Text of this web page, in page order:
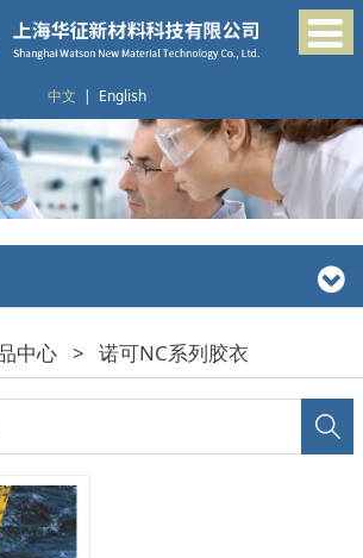
中文 | English
中心 > 诺可NC系列胶衣